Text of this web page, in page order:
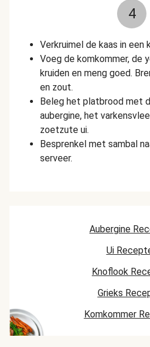
4
Verkruimel de kaas in een
Voeg de komkommer, de
kruiden en meng goed.
en zout.
Beleg het platbrood met
aubergine, het
zoetzute ui.
Besprenkel met sambal
serveer.
Aubergine
Ui
Knoflook
Grieks
Komkommer